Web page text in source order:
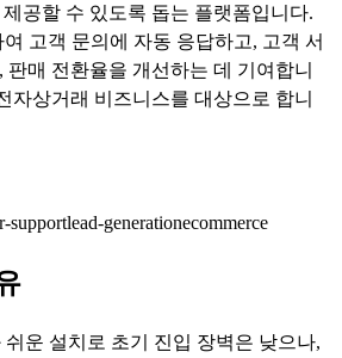
공할 수 있도록 돕는 플랫폼입니다.
고객 문의에 자동 응답하고, 고객 서
매 전환율을 개선하는 데 기여합니
자상거래 비즈니스를 대상으로 합니
supportlead-generationecommerce
운 설치로 초기 진입 장벽은 낮으나,